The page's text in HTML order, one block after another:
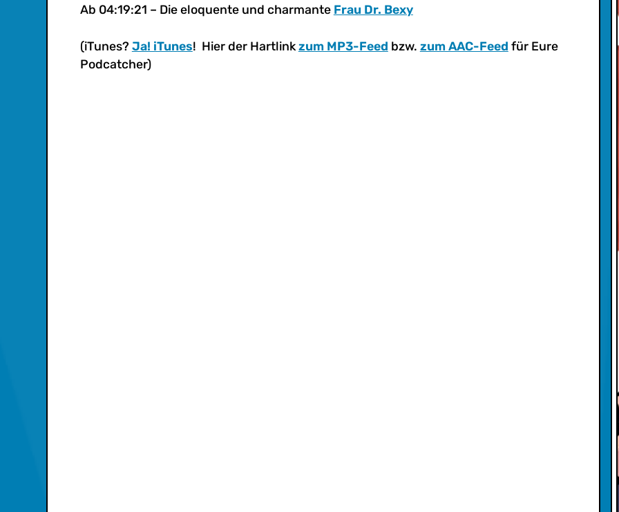
Ab 04:19:21 – Die eloquente und charmante Frau Dr. Bexy
(iTunes? Ja! iTunes! Hier der Hartlinkzum MP3-Feed bzw. zum AAC-Feed für Eure
Podcatcher)